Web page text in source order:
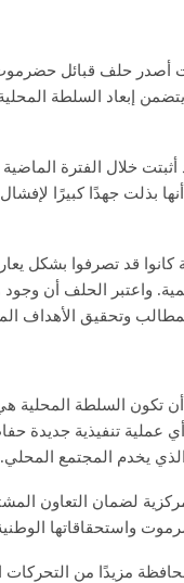
أصدر حلف قبائل حضرموت
إبعاد السلطة
خلال الفترة
بذلت جهدًا كبيرًا
قد تصرفوا بشكل
واعتبر الحلف أن
وتحقيق الأهداف
تكون السلطة المحلية
عملية تنفيذية جديدة
يخدم المجتمع المحلي.
لضمان التعاون
واستحقاقاتها
مزيدًا من التحركات